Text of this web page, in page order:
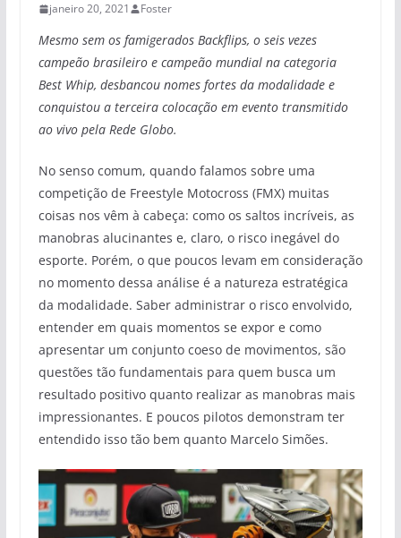
janeiro 20, 2021 Foster
Mesmo sem os famigerados Backflips, o seis vezes
campeão brasileiro e campeão mundial na categoria
Best Whip, desbancou nomes fortes da modalidade e
conquistou a terceira colocação em evento transmitido
ao vivo pela Rede Globo.
No senso comum, quando falamos sobre uma
competição de Freestyle Motocross (FMX) muitas
coisas nos vêm à cabeça: como os saltos incríveis, as
manobras alucinantes e, claro, o risco inegável do
esporte. Porém, o que poucos levam em consideração
no momento dessa análise é a natureza estratégica
da modalidade. Saber administrar o risco envolvido,
entender em quais momentos se expor e como
apresentar um conjunto coeso de movimentos, são
questões tão fundamentais para quem busca um
resultado positivo quanto realizar as manobras mais
impressionantes. E poucos pilotos demonstram ter
entendido isso tão bem quanto Marcelo Simões.